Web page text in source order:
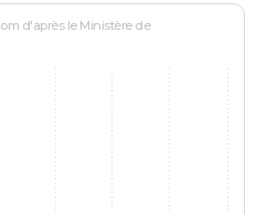
d'après le Ministère de